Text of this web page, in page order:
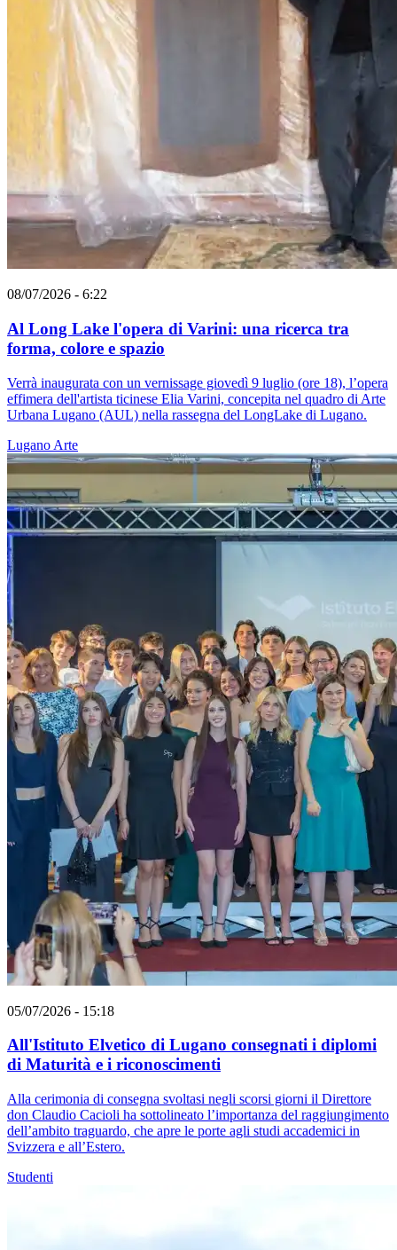
08/07/2026 - 6:22
Al Long Lake l'opera di Varini: una ricerca tra
forma, colore e spazio
Verrà inaugurata con un vernissage giovedì 9 luglio (ore 18), l’opera
effimera dell'artista ticinese Elia Varini, concepita nel quadro di Arte
Urbana Lugano (AUL) nella rassegna del LongLake di Lugano.
Lugano Arte
05/07/2026 - 15:18
All'Istituto Elvetico di Lugano consegnati i diplomi
di Maturità e i riconoscimenti
Alla cerimonia di consegna svoltasi negli scorsi giorni il Direttore
don Claudio Cacioli ha sottolineato l’importanza del raggiungimento
dell’ambito traguardo, che apre le porte agli studi accademici in
Svizzera e all’Estero.
Studenti